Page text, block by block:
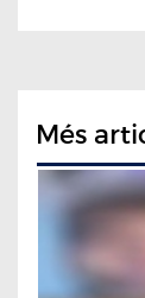
Més